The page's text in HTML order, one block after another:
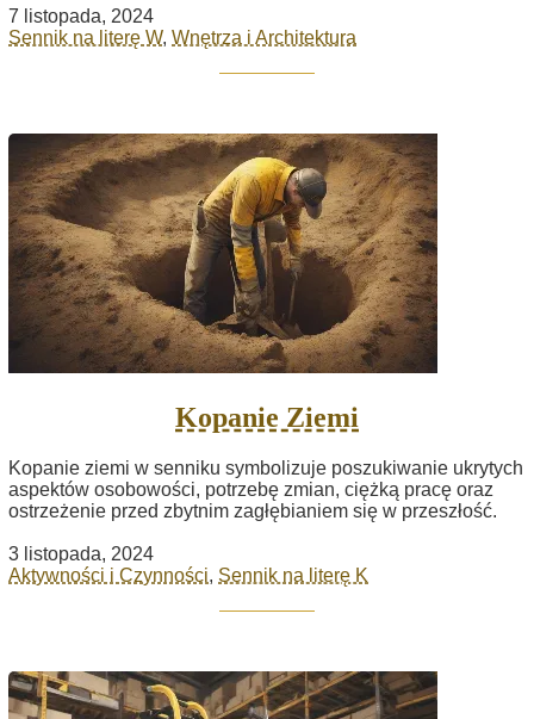
7 listopada, 2024
Sennik na literę W, Wnętrza i Architektura
Kopanie Ziemi
Kopanie ziemi w senniku symbolizuje poszukiwanie ukrytych
aspektów osobowości, potrzebę zmian, ciężką pracę oraz
ostrzeżenie przed zbytnim zagłębianiem się w przeszłość.
3 listopada, 2024
Aktywności i Czynności, Sennik na literę K